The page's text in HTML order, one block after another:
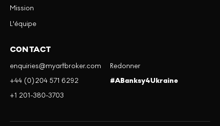
Mission
L'équipe
CONTACT
enquiries@myartbroker.com
+44 (0)204 571 6292
+1 201-380-3703
Redonner
#ABanksy4Ukraine